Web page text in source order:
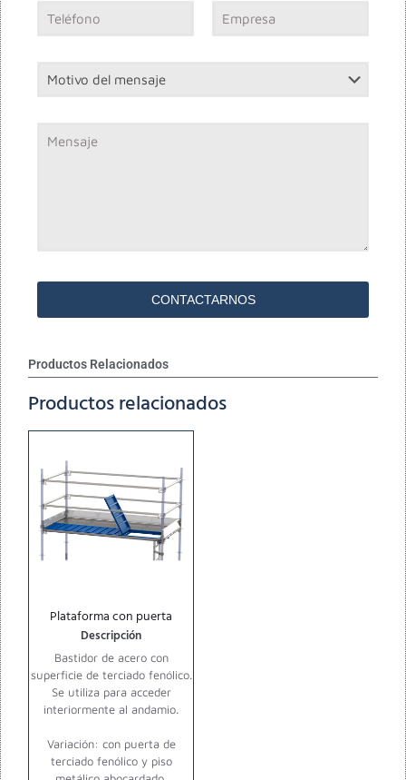
Productos Relacionados
Productos relacionados
Plataforma con puerta
Descripción
Bastidor de acero con
superficie de terciado fenólico.
Se utiliza para acceder
interiormente al andamio.
Variación: con puerta de
terciado fenólico y piso